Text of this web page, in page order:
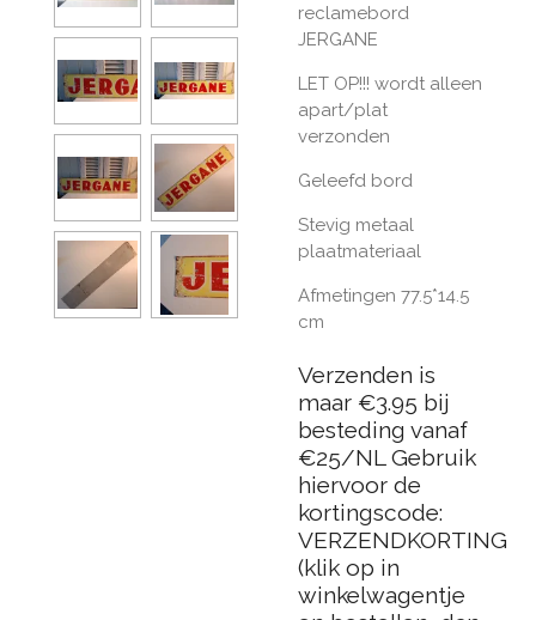
reclamebord
JERGANE
LET OP!!! wordt alleen
apart/plat
verzonden
Geleefd bord
Stevig metaal
plaatmateriaal
Afmetingen 77.5*14.5
cm
Verzenden is
maar €3.95 bij
besteding vanaf
€25/NL Gebruik
hiervoor de
kortingscode:
VERZENDKORTING
(klik op in
winkelwagentje